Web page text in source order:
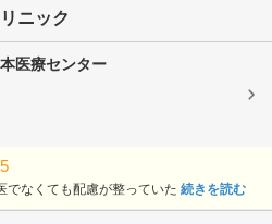
ニック
医療センター
でなくても配慮が整っていた 続きを読む